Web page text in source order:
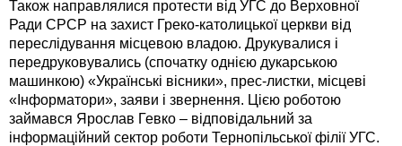
Також направлялися протести від УГС до Верховної
Ради СРСР на захист Греко-католицької церкви від
переслідування місцевою владою. Друкувалися і
передруковувались (спочатку однією дукарською
машинкою) «Українські вісники», прес-листки, місцеві
«Інформатори», заяви і звернення. Цією роботою
займався Ярослав Гевко – відповідальний за
інформаційний сектор роботи Тернопільської філії УГС.